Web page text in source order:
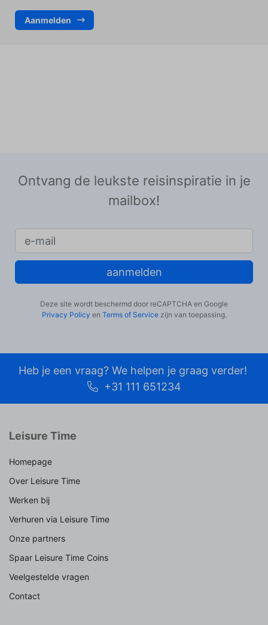
Aanmelden
Ontvang de leukste reisinspiratie in je
mailbox!
aanmelden
Deze site wordt beschermd door reCAPTCHA en Google
Privacy Policy en Terms of Servicezijn van toepassing.
Heb je een vraag? We helpen je graag verder!
+31 111 651234
Leisure Time
Homepage
Over Leisure Time
Werken bij
Verhuren via Leisure Time
Onze partners
Spaar Leisure Time Coins
Veelgestelde vragen
Contact